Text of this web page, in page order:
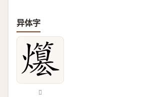
异体字
𤒪